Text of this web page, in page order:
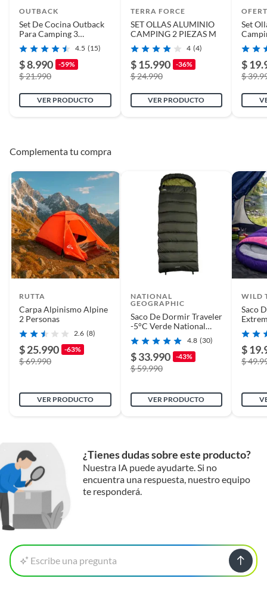
OUTBACK
Set De Cocina Outback
Para Camping 3
Personas
4.5 (15)
$ 8.990 -59%
$ 21.990
VER PRODUCTO
TERRA FORCE
SET OLLAS ALUMINIO
CAMPING 2 PIEZAS M
4 (4)
$ 15.990 -36%
$ 24.990
VER PRODUCTO
Set
$
$
Complementa tu compra
RUTTA
Carpa Alpinismo Alpine
2 Personas
2.6 (8)
$ 25.990 -63%
$ 69.990
VER PRODUCTO
NATIONAL
GEOGRAPHIC
Saco De Dormir Traveler
-5°C Verde National
Geographic
4.8 (30)
$ 33.990 -43%
$ 59.990
VER PRODUCTO
WILD
Saco
-15°
1800g
$
$
¿Tienes dudas sobre este producto?
Nuestra IA puede ayudarte. Si no
encuentra una respuesta, nuestro equipo
te responderá.
Escribe una pregunta